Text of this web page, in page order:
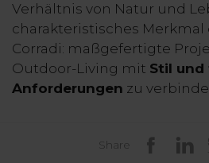
Verhältnis von Natur und
charakteristisches Merkmal
Corradi: maßgefertigte
Outdoor-Living mit Stil
Anforderungen zu
Share